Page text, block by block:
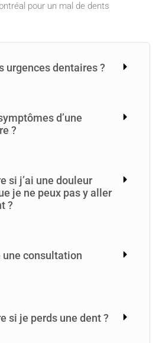
pour un mal de dents
urgences dentaires ?
d’une
?
si j’ai une douleur
je ne peux pas y aller
?
une consultation
si je perds une dent ?